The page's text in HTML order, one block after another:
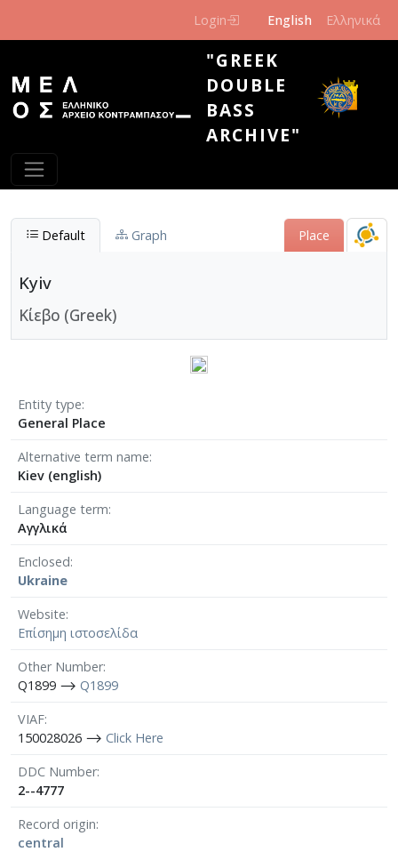
Login English Ελληνικά
"GREEK
DOUBLE
BASS
ARCHIVE"
Default Graph Place
Kyiv
Κίεβο (Greek)
Entity type
General Place
Alternative term name
Kiev (english)
Language term
Αγγλικά
Enclosed
Ukraine
Website
Επίσημη ιστοσελίδα
Other Number
Q1899 ⟶ Q1899
VIAF
150028026 ⟶ Click Here
DDC Number
2--4777
Record origin
central